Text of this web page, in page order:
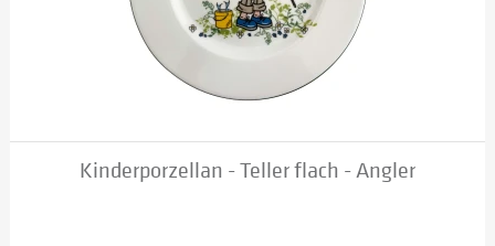
Kinderporzellan - Teller flach - Angler